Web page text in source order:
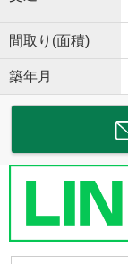
間取り(面積)
築年月